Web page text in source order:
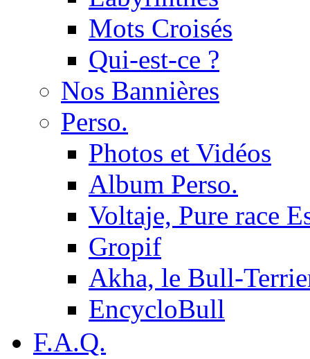
Mots Croisés
Qui-est-ce ?
Nos Bannières
Perso.
Photos et Vidéos
Album Perso.
Voltaje, Pure race
Gropif
Akha, le Bull-
EncycloBull
F.A.Q.